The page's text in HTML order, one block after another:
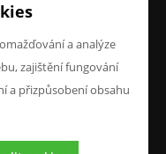
a analýze
zajištění fungování
a přizpůsobení obsahu